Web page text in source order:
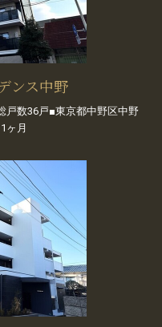
ンス中野
戸数36戸■東京都中野区中野
ヶ月